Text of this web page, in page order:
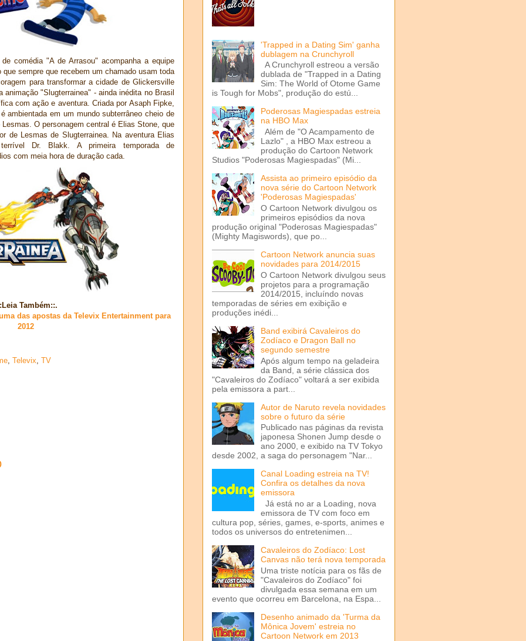
comédia "A de Arrasou" acompanha a equipe
sempre que recebem um chamado usam toda
para transformar a cidade de Glickersville
"Slugterrainea" - ainda inédita no Brasil
com ação e aventura. Criada por Asaph Fipke,
ambientada em um mundo subterrâneo cheio de
O personagem central é Elias Stone, que
de Lesmas de Slugterrainea. Na aventura Elias
Dr. Blakk. A primeira temporada de
com meia hora de duração cada.
Também::.
das apostas da Televix Entertainment para
2012
, Televix, TV
'Trapped in a Dating Sim' ganha
dublagem na Crunchyroll
A Crunchyroll estreou a versão
dublada de "Trapped in a Dating
Sim: The World of Otome Game
is Tough for Mobs", produção do estú...
Poderosas Magiespadas estreia
na HBO Max
Além de "O Acampamento de
Lazlo" , a HBO Max estreou a
produção do Cartoon Network
Studios "Poderosas Magiespadas" (Mi...
Assista ao primeiro episódio da
nova série do Cartoon Network
'Poderosas Magiespadas'
O Cartoon Network divulgou os
primeiros episódios da nova
produção original "Poderosas Magiespadas"
(Mighty Magiswords), que po...
Cartoon Network anuncia suas
novidades para 2014/2015
O Cartoon Network divulgou seus
projetos para a programação
2014/2015, incluíndo novas
temporadas de séries em exibição e
produções inédi...
Band exibirá Cavaleiros do
Zodíaco e Dragon Ball no
segundo semestre
Após algum tempo na geladeira
da Band, a série clássica dos
"Cavaleiros do Zodíaco" voltará a ser exibida
pela emissora a part...
Autor de Naruto revela novidades
sobre o futuro da série
Publicado nas páginas da revista
japonesa Shonen Jump desde o
ano 2000, e exibido na TV Tokyo
desde 2002, a saga do personagem "Nar...
Canal Loading estreia na TV!
Confira os detalhes da nova
emissora
Já está no ar a Loading, nova
emissora de TV com foco em
cultura pop, séries, games, e-sports, animes e
todos os universos do entretenimen...
Cavaleiros do Zodíaco: Lost
Canvas não terá nova temporada
Uma triste notícia para os fãs de
"Cavaleiros do Zodíaco" foi
divulgada essa semana em um
evento que ocorreu em Barcelona, na Espa...
Desenho animado da 'Turma da
Mônica Jovem' estreia no
Cartoon Network em 2013